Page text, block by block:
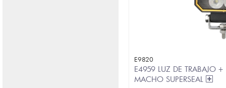
E9820
E4959 LUZ DE TRABAJO
MACHO SUPERSEAL